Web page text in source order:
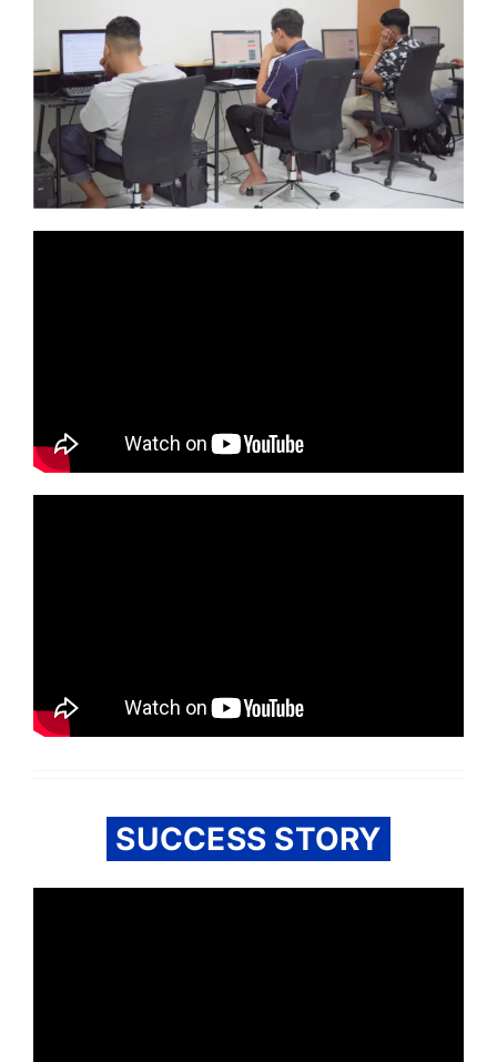
SUCCESS STORY